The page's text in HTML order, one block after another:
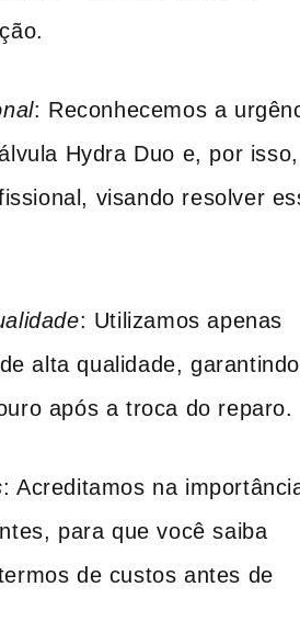
: Reconhecemos a
Hydra Duo e, por isso,
visando resolver
: Utilizamos apenas
alta qualidade,
após a troca do reparo.
: Acreditamos na
para que você saiba
de custos antes de